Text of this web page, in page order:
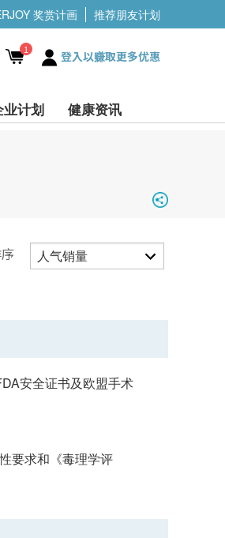
奖赏计画 推荐朋友计划
1 登入以赚取更多优惠
业计划 健康资讯
安全证书及欧盟手术
要求和《毒理学评